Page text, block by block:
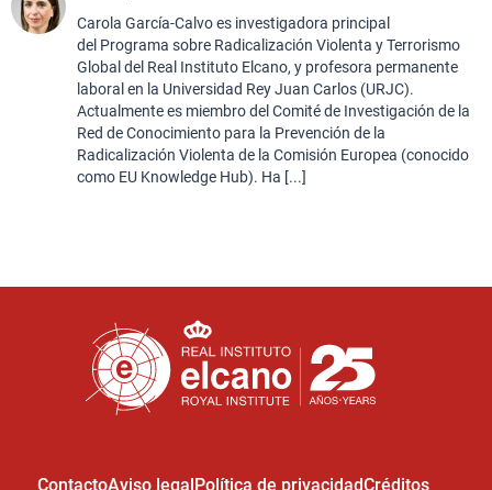
Carola García-Calvo es investigadora principal
del Programa sobre Radicalización Violenta y Terrorismo
Global del Real Instituto Elcano, y profesora permanente
laboral en la Universidad Rey Juan Carlos (URJC).
Actualmente es miembro del Comité de Investigación de la
Red de Conocimiento para la Prevención de la
Radicalización Violenta de la Comisión Europea (conocido
como EU Knowledge Hub). Ha [...]
ContactoAviso legalPolítica de privacidadCréditos